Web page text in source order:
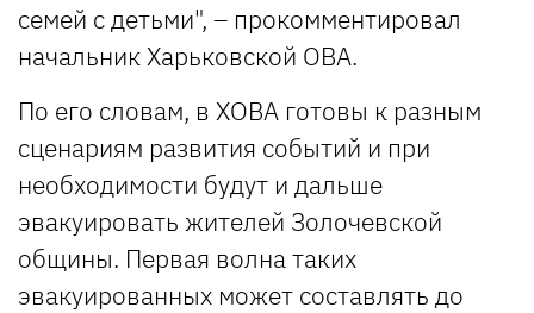
семей с детьми", – прокомментировал
начальник Харьковской ОВА.
По его словам, в ХОВА готовы к разным
сценариям развития событий и при
необходимости будут и дальше
эвакуировать жителей Золочевской
общины. Первая волна таких
эвакуированных может составлять до